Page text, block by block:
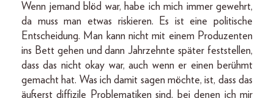
Wenn jemand blöd war, habe ich mich immer gewehrt,
da muss man etwas riskieren. Es ist eine politische
Entscheidung. Man kann nicht mit einem Produzenten
ins Bett gehen und dann Jahrzehnte später feststellen,
dass das nicht okay war, auch wenn er einen berühmt
gemacht hat. Was ich damit sagen möchte, ist, dass das
äußerst ­diffizile ­Problematiken sind, bei denen ich mir